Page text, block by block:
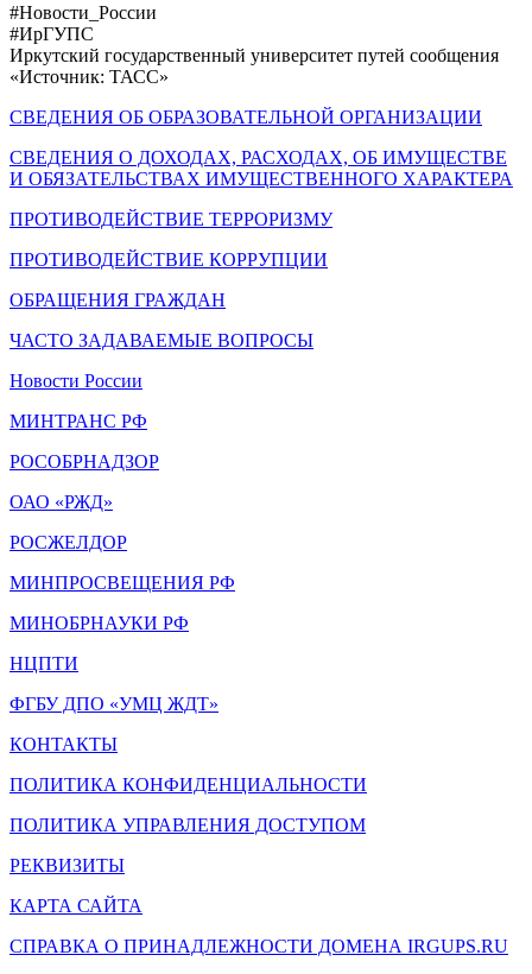
#Новости_России
#ИрГУПС
Иркутский государственный университет путей сообщения
«Источник: ТАСС»
СВЕДЕНИЯ ОБ ОБРАЗОВАТЕЛЬНОЙ ОРГАНИЗАЦИИ
СВЕДЕНИЯ О ДОХОДАХ, РАСХОДАХ, ОБ ИМУЩЕСТВЕ
И ОБЯЗАТЕЛЬСТВАХ ИМУЩЕСТВЕННОГО ХАРАКТЕРА
ПРОТИВОДЕЙСТВИЕ ТЕРРОРИЗМУ
ПРОТИВОДЕЙСТВИЕ КОРРУПЦИИ
ОБРАЩЕНИЯ ГРАЖДАН
ЧАСТО ЗАДАВАЕМЫЕ ВОПРОСЫ
Новости России
МИНТРАНС РФ
РОСОБРНАДЗОР
ОАО «РЖД»
РОСЖЕЛДОР
МИНПРОСВЕЩЕНИЯ РФ
МИНОБРНАУКИ РФ
НЦПТИ
ФГБУ ДПО «УМЦ ЖДТ»
КОНТАКТЫ
ПОЛИТИКА КОНФИДЕНЦИАЛЬНОСТИ
ПОЛИТИКА УПРАВЛЕНИЯ ДОСТУПОМ
РЕКВИЗИТЫ
КАРТА САЙТА
СПРАВКА О ПРИНАДЛЕЖНОСТИ ДОМЕНА IRGUPS.RU